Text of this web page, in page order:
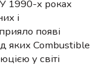
1990-х роках
і
появі
яких Combustible
у світі